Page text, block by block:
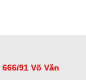
666/91 Võ Văn